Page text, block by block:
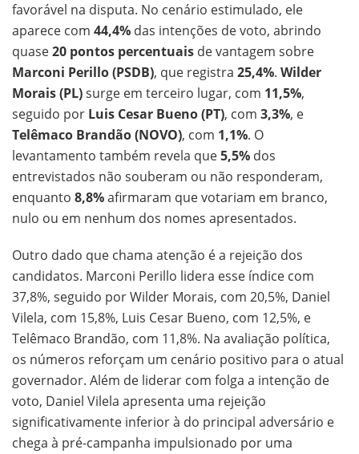
favorável na disputa. No cenário estimulado, ele
aparece com 44,4% das intenções de voto, abrindo
quase20 pontos percentuais de vantagem sobre
Marconi Perillo (PSDB), que registra 25,4%. Wilder
Morais (PL)surge em terceiro lugar, com 11,5%,
seguido por Luis Cesar Bueno (PT), com 3,3%, e
Telêmaco Brandão (NOVO), com 1,1%. O
levantamento também revela que5,5% dos
entrevistados não souberam ou não responderam,
enquanto 8,8%afirmaram que votariam em branco,
nulo ou em nenhum dos nomes apresentados.
Outro dado que chama atenção é a rejeição dos
candidatos. Marconi Perillo lidera esse índice com
37,8%, seguido por Wilder Morais, com 20,5%, Daniel
Vilela, com 15,8%, Luis Cesar Bueno, com 12,5%, e
Telêmaco Brandão, com 11,8%. Na avaliação política,
os números reforçam um cenário positivo para o atual
governador. Além de liderar com folga a intenção de
voto, Daniel Vilela apresenta uma rejeição
significativamente inferior à do principal adversário e
chega à pré-campanha impulsionado por uma